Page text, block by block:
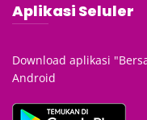
Aplikasi Seluler
Download aplikasi
Android